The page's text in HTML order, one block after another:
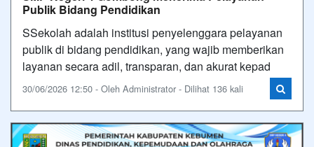
Publik Bidang Pendidikan
SSekolah adalah institusi penyelenggara pelayanan
publik di bidang pendidikan, yang wajib memberikan
layanan secara adil, transparan, dan akurat kepad
30/06/2026 12:50 - Oleh Administrator - Dilihat 136 kali